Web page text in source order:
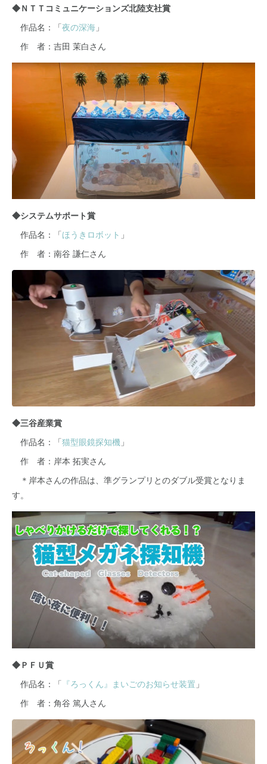
◆ＮＴＴコミュニケーションズ北陸支社賞
作品名：「夜の深海 」
作 者：吉田 茉白さん
◆システムサポート賞
作品名：「ほうきロボット 」
作 者：南谷 謙仁さん
◆三谷産業賞
作品名：「猫型眼鏡探知機 」
作 者：岸本 拓実さん
＊岸本さんの作品は、準グランプリとのダブル受賞となりま
す。
◆ＰＦＵ賞
作品名：「 『ろっくん』まいごのお知らせ装置 」
作 者：角谷 篤人さん